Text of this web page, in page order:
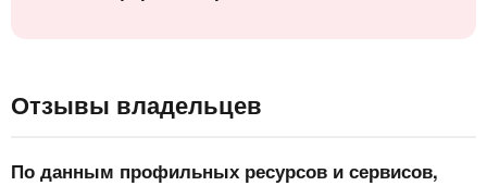
Отзывы владельцев
По данным профильных ресурсов и сервисов,